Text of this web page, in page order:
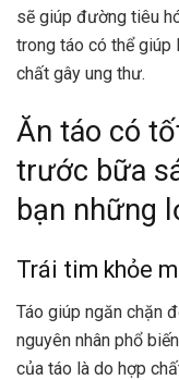
sẽ giúp đường tiêu
trong táo có thể
chất gây ung thư.
Ăn táo có
trước bữa
bạn những
Trái tim khỏe
Táo giúp ngăn chặn
nguyên nhân phổ
của táo là do hợp